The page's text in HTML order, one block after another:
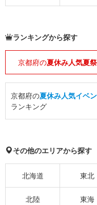
ランキングから探す
京都府の夏休み人気夏
京都府の夏休み人気イベ
ランキング
その他のエリアから探す
北海道 東北
北陸 東海